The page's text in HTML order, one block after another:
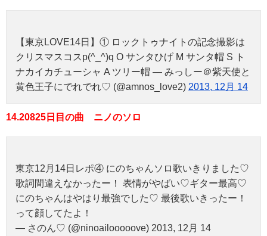
【東京LOVE14日】① ロックトゥナイトの記念撮影は
クリスマスコスp(^_^)q O サンタひげ M サンタ帽 S ト
ナカイカチューシャ A ツリー帽 — みっしー＠紫天使と
黄色王子にでれでれ♡ (@amnos_love2) 2013, 12月 14
14.20825日目の曲 ニノのソロ
東京12月14日レポ④ にのちゃんソロ歌いきりました♡
歌詞間違えなかったー！ 表情がやばい♡ギター最高♡
にのちゃんはやはり最強でした♡ 最後歌いきったー！
って顔してたよ！
— さのん♡ (@ninoailooooove) 2013, 12月 14